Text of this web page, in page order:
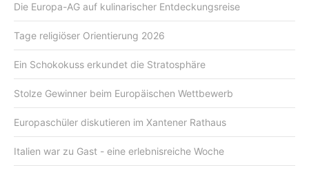
Die Europa-AG auf kulinarischer Entdeckungsreise
Tage religiöser Orientierung 2026
Ein Schokokuss erkundet die Stratosphäre
Stolze Gewinner beim Europäischen Wettbewerb
Europaschüler diskutieren im Xantener Rathaus
Italien war zu Gast - eine erlebnisreiche Woche